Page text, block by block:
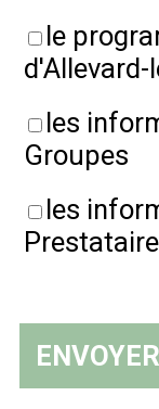
le
d'Allevard-
les
Groupes
les